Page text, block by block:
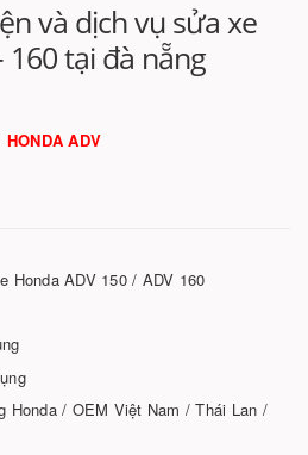
và dịch vụ sửa xe
160 tại đà nẵng
HONDA ADV
Honda ADV 150 / ADV 160
Honda / OEM Việt Nam / Thái Lan /